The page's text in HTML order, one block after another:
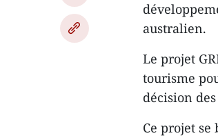
australien.
Le projet
tourisme
décision
Ce projet se